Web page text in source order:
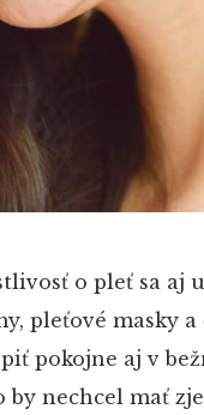
o pleť sa aj
pleťové masky
pokojne aj v
by nechcel mať